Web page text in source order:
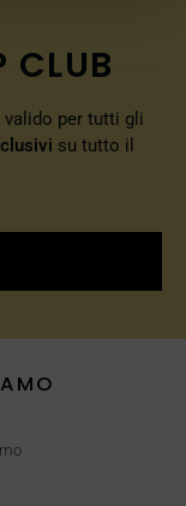
CLUB
valido per tutti gli
su tutto il